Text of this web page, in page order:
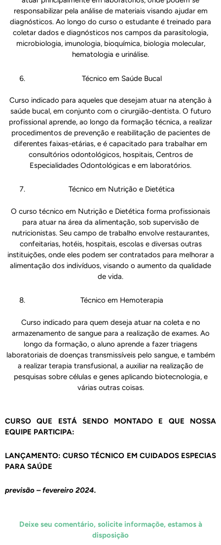
responsabilizar pela análise de materiais visando ajudar em
diagnósticos. Ao longo do curso o estudante é treinado para
coletar dados e diagnósticos nos campos da parasitologia,
microbiologia, imunologia, bioquímica, biologia molecular,
hematologia e urinálise.
Técnico em Saúde Bucal
Curso indicado para aqueles que desejam atuar na atenção à
saúde bucal, em conjunto com o cirurgião-dentista. O futuro
profissional aprende, ao longo da formação técnica, a realizar
procedimentos de prevenção e reabilitação de pacientes de
diferentes faixas-etárias, e é capacitado para trabalhar em
consultórios odontológicos, hospitais, Centros de
Especialidades Odontológicas e em laboratórios.
Técnico em Nutrição e Dietética
O curso técnico em Nutrição e Dietética forma profissionais
para atuar na área da alimentação, sob supervisão de
nutricionistas. Seu campo de trabalho envolve restaurantes,
confeitarias, hotéis, hospitais, escolas e diversas outras
instituições, onde eles podem ser contratados para melhorar a
alimentação dos indivíduos, visando o aumento da qualidade
de vida.
Técnico em Hemoterapia
Curso indicado para quem deseja atuar na coleta e no
armazenamento de sangue para a realização de exames. Ao
longo da formação, o aluno aprende a fazer triagens
laboratoriais de doenças transmissíveis pelo sangue, e também
a realizar terapia transfusional, a auxiliar na realização de
pesquisas sobre células e genes aplicando biotecnologia, e
várias outras coisas.
CURSO QUE ESTÁ SENDO MONTADO E QUE NOSSA
EQUIPE PARTICIPA:
LANÇAMENTO: CURSO TÉCNICO EM CUIDADOS ESPECIAS
PARA SAÚDE
previsão – fevereiro 2024.
Deixe seu comentário, solicite informaçõe, estamos à
disposição